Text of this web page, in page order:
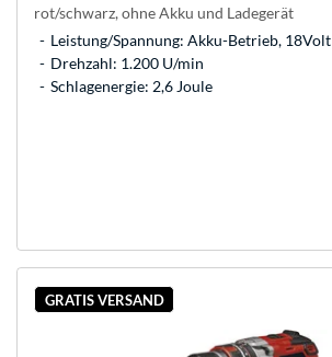
rot/schwarz, ohne Akku und Ladegerät
Leistung/Spannung: Akku-Betrieb, 18Volt
Drehzahl: 1.200 U/min
Schlagenergie: 2,6 Joule
GRATIS VERSAND